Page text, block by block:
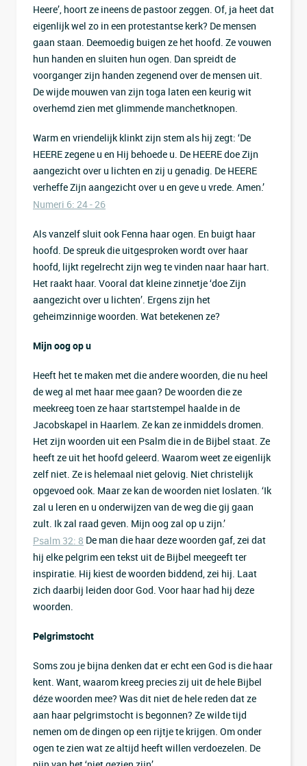
Heere’, hoort ze ineens de pastoor zeggen. Of, ja heet dat
eigenlijk wel zo in een protestantse kerk? De mensen
gaan staan. Deemoedig buigen ze het hoofd. Ze vouwen
hun handen en sluiten hun ogen. Dan spreidt de
voorganger zijn handen zegenend over de mensen uit.
De wijde mouwen van zijn toga laten een keurig wit
overhemd zien met glimmende manchetknopen.
Warm en vriendelijk klinkt zijn stem als hij zegt: ‘De
HEERE zegene u en Hij behoede u. De HEERE doe Zijn
aangezicht over u lichten en zij u genadig. De HEERE
verheffe Zijn aangezicht over u en geve u vrede. Amen.’
Numeri 6: 24 - 26
Als vanzelf sluit ook Fenna haar ogen. En buigt haar
hoofd. De spreuk die uitgesproken wordt over haar
hoofd, lijkt regelrecht zijn weg te vinden naar haar hart.
Het raakt haar. Vooral dat kleine zinnetje ‘doe Zijn
aangezicht over u lichten’. Ergens zijn het
geheimzinnige woorden. Wat betekenen ze?
Mijn oog op u
Heeft het te maken met die andere woorden, die nu heel
de weg al met haar mee gaan? De woorden die ze
meekreeg toen ze haar startstempel haalde in de
Jacobskapel in Haarlem. Ze kan ze inmiddels dromen.
Het zijn woorden uit een Psalm die in de Bijbel staat. Ze
heeft ze uit het hoofd geleerd. Waarom weet ze eigenlijk
zelf niet. Ze is helemaal niet gelovig. Niet christelijk
opgevoed ook. Maar ze kan de woorden niet loslaten. ‘Ik
zal u leren en u onderwijzen van de weg die gij gaan
zult. Ik zal raad geven. Mijn oog zal op u zijn.’
Psalm 32: 8 De man die haar deze woorden gaf, zei dat
hij elke pelgrim een tekst uit de Bijbel meegeeft ter
inspiratie. Hij kiest de woorden biddend, zei hij. Laat
zich daarbij leiden door God. Voor haar had hij deze
woorden.
Pelgrimstocht
Soms zou je bijna denken dat er echt een God is die haar
kent. Want, waarom kreeg precies zij uit de hele Bijbel
déze woorden mee? Was dit niet de hele reden dat ze
aan haar pelgrimstocht is begonnen? Ze wilde tijd
nemen om de dingen op een rijtje te krijgen. Om onder
ogen te zien wat ze altijd heeft willen verdoezelen. De